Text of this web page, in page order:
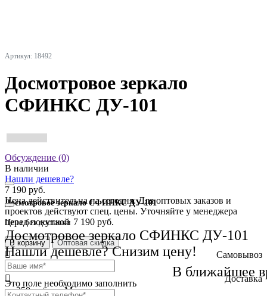
Артикул: 18492
Досмотровое зеркало
СФИНКС ДУ-101
Обсуждение (0)
Досмотровое зеркало СФИНКС ДУ-101
Цена без доставки 7 190 руб.
Досмотровое зеркало СФИНКС ДУ-101
Нашли дешевле? Снизим цену!
Это поле необходимо заполнить
В наличии
Нашли дешевле?
В ближайшее
7 190 руб.
Цена действительна на сегодня. Для оптовых заказов и
проектов действуют спец. цены. Уточняйте у менеджера
перед покупкой
В корзину Оптовая скидка
Самовывоз
бесплатно
Доставка
от 250 руб. по Москве